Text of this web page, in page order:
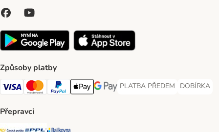
Způsoby platby
Visa Payment Method
Mastercard Payment Method
PayPal Payment Method
Apple pay Payment Method
GooglePay Payment Method
PLATBA PŘEDEM
PLATBA PŘEDEM Payment
DOBÍRKA
DOBÍRKA
Přepravci
Česká pošta Shipping Method
PPL Shipping Method
Balíkovna Shipping Method